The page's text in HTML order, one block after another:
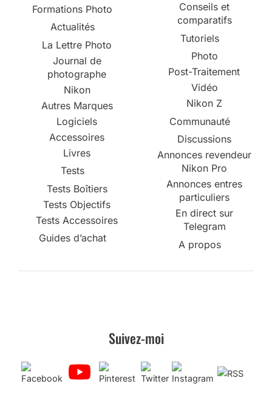
Formations Photo
Actualités
La Lettre Photo
Journal de
photographe
Nikon
Autres Marques
Logiciels
Accessoires
Livres
Tests
Tests Boîtiers
Tests Objectifs
Tests Accessoires
Guides d’achat
Conseils et
comparatifs
Tutoriels
Photo
Post-Traitement
Vidéo
Nikon Z
Communauté
Discussions
Annonces revendeur
Nikon Pro
Annonces entres
particuliers
En direct sur
Telegram
A propos
Suivez-moi